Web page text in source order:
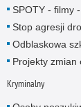
SPOTY - filmy
Stop agresji
Odblaskowa
Projekty zmian
Kryminalny